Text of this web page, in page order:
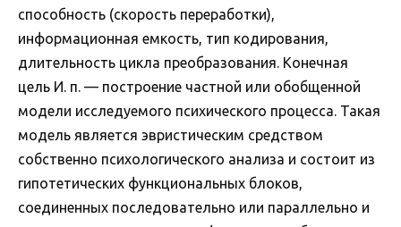
способность (скорость переработки),
информационная емкость, тип кодирования,
длительность цикла преобразования. Конечная
цель И. п. — построение частной или обобщенной
модели исследуемого психического процесса. Такая
модель является эвристическим средством
собственно психологического анализа и состоит из
гипотетических функциональных блоков,
соединенных последовательно или параллельно и